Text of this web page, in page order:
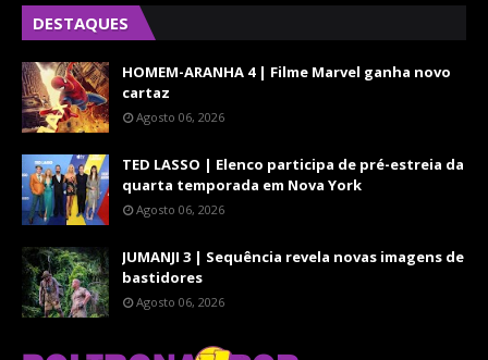
DESTAQUES
HOMEM-ARANHA 4 | Filme Marvel ganha novo
cartaz
Agosto 06, 2026
TED LASSO | Elenco participa de pré-estreia da
quarta temporada em Nova York
Agosto 06, 2026
JUMANJI 3 | Sequência revela novas imagens de
bastidores
Agosto 06, 2026